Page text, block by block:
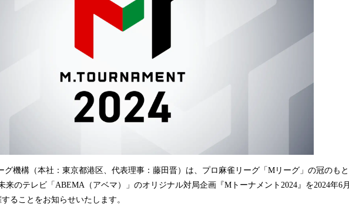
グ機構（本社：東京都港区、代表理事：藤田晋）は、プロ麻雀リーグ「Mリーグ」の冠のもと
来のテレビ「ABEMA（アベマ）」のオリジナル対局企画『Mトーナメント2024』を2024年6月
ることをお知らせいたします。